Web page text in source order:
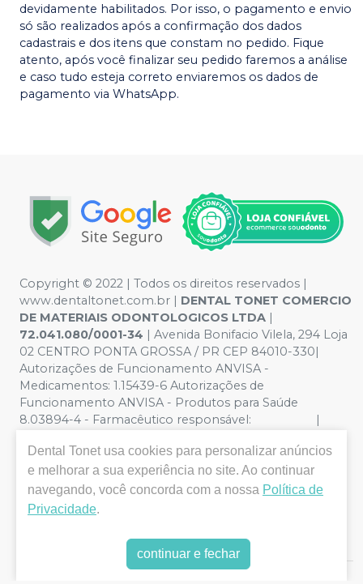
devidamente habilitados. Por isso, o pagamento e envio
só são realizados após a confirmação dos dados
cadastrais e dos itens que constam no pedido. Fique
atento, após você finalizar seu pedido faremos a análise
e caso tudo esteja correto enviaremos os dados de
pagamento via WhatsApp.
Copyright © 2022 | Todos os direitos reservados |
www.dentaltonet.com.br | DENTAL TONET COMERCIO
DE MATERIAIS ODONTOLOGICOS LTDA |
72.041.080/0001-34 | Avenida Bonifacio Vilela, 294 Loja
02 CENTRO PONTA GROSSA / PR CEP 84010-330|
Autorizações de Funcionamento ANVISA -
Medicamentos: 1.15439-6 Autorizações de
Funcionamento ANVISA - Produtos para Saúde
8.03894-4 - Farmacêutico responsável: |
ilustrativas - Os preços e condições da loja virtual estão
sujeitos a alterações. Em caso de divergência de preços
no site, o valor válido é o do Carrinho de Compra. Não
vendemos por atacado, por isso nos reservamos o
Dental Tonet usa cookies para personalizar anúncios
e melhorar a sua experiência no site. Ao continuar
navegando, você concorda com a nossa Política de
Privacidade.
continuar e fechar